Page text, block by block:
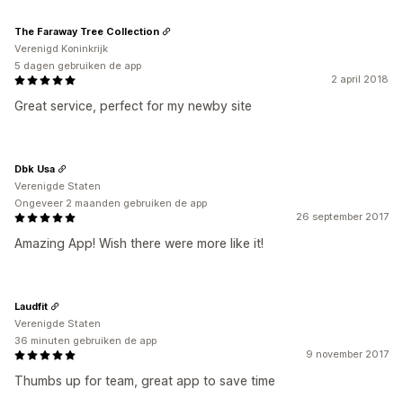
2 april 2018
Great service, perfect for my newby site
The Faraway Tree Collection
Verenigd Koninkrijk
5 dagen gebruiken de app
26 september 2017
Amazing App! Wish there were more like it!
Dbk Usa
Verenigde Staten
Ongeveer 2 maanden gebruiken de app
9 november 2017
Thumbs up for team, great app to save time
Laudfit
Verenigde Staten
36 minuten gebruiken de app